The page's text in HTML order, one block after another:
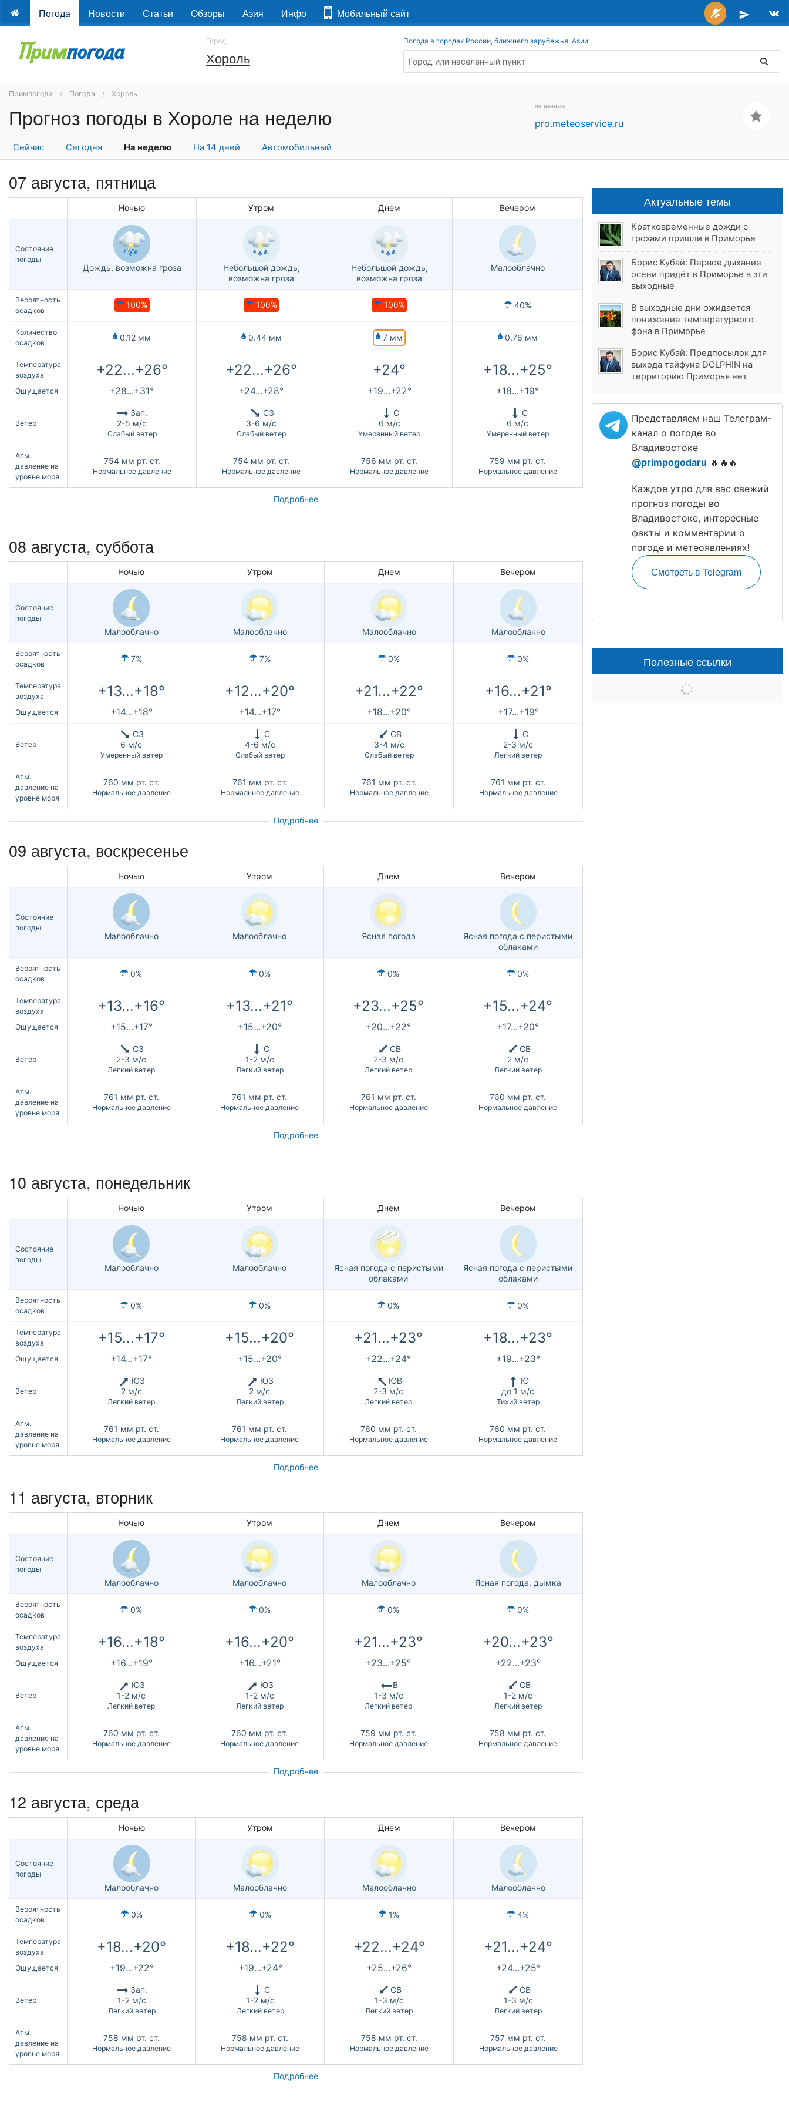
Погода Новости Статьи Обзоры Азия Инфо Мобильный сайт
Город
Хороль
Погода в городах России, ближнего зарубежья, Азии
Примпогода Погода Хороль
Прогноз погоды в Хороле на неделю по данным
pro.meteoservice.ru
Сейчас Сегодня На неделю На 14 дней Автомобильный
07 августа, пятница
Ночью Утром Днем Вечером
Состояние
погоды
Дождь, возможна гроза
Небольшой дождь,
возможна гроза
Небольшой дождь,
возможна гроза
Малооблачно
Вероятность
осадков
100% 100% 100% 40%
Количество
осадков
0.12 мм 0.44 мм 7 мм 0.76 мм
Температура
воздуха
+22...+26° +22...+26° +24° +18...+25°
Ощущается +28...+31° +24...+28° +19...+22° +18...+19°
Ветер
Зап.
2-5 м/с
Слабый ветер
СЗ
3-6 м/с
Слабый ветер
С
6 м/с
Умеренный ветер
С
6 м/с
Умеренный ветер
Атм.
давление на
уровне моря
754 мм рт. ст.
Нормальное давление
754 мм рт. ст.
Нормальное давление
756 мм рт. ст.
Нормальное давление
759 мм рт. ст.
Нормальное давление
Подробнее
08 августа, суббота
Ночью Утром Днем Вечером
Состояние
погоды
Малооблачно Малооблачно Малооблачно Малооблачно
Вероятность
осадков
7% 7% 0% 0%
Температура
воздуха
+13...+18° +12...+20° +21...+22° +16...+21°
Ощущается +14...+18° +14...+17° +18...+20° +17...+19°
Ветер
СЗ
6 м/с
Умеренный ветер
С
4-6 м/с
Слабый ветер
СВ
3-4 м/с
Слабый ветер
С
2-3 м/с
Легкий ветер
Атм.
давление на
уровне моря
760 мм рт. ст.
Нормальное давление
761 мм рт. ст.
Нормальное давление
761 мм рт. ст.
Нормальное давление
761 мм рт. ст.
Нормальное давление
Подробнее
09 августа, воскресенье
Ночью Утром Днем Вечером
Состояние
погоды
Малооблачно Малооблачно Ясная погода
Ясная погода с перистыми
облаками
Вероятность
осадков
0% 0% 0% 0%
Температура
воздуха
+13...+16° +13...+21° +23...+25° +15...+24°
Ощущается +15...+17° +15...+20° +20...+22° +17...+20°
Ветер
СЗ
2-3 м/с
Легкий ветер
С
1-2 м/с
Легкий ветер
СВ
2-3 м/с
Легкий ветер
СВ
2 м/с
Легкий ветер
Атм.
давление на
уровне моря
761 мм рт. ст.
Нормальное давление
761 мм рт. ст.
Нормальное давление
761 мм рт. ст.
Нормальное давление
760 мм рт. ст.
Нормальное давление
Подробнее
10 августа, понедельник
Ночью Утром Днем Вечером
Состояние
погоды
Малооблачно Малооблачно
Ясная погода с перистыми
облаками
Ясная погода с перистыми
облаками
Вероятность
осадков
0% 0% 0% 0%
Температура
воздуха
+15...+17° +15...+20° +21...+23° +18...+23°
Ощущается +14...+17° +15...+20° +22...+24° +19...+23°
Ветер
ЮЗ
2 м/с
Легкий ветер
ЮЗ
2 м/с
Легкий ветер
ЮВ
2-3 м/с
Легкий ветер
Ю
до 1 м/с
Тихий ветер
Атм.
давление на
уровне моря
761 мм рт. ст.
Нормальное давление
761 мм рт. ст.
Нормальное давление
760 мм рт. ст.
Нормальное давление
760 мм рт. ст.
Нормальное давление
Подробнее
11 августа, вторник
Ночью Утром Днем Вечером
Состояние
погоды
Малооблачно Малооблачно Малооблачно Ясная погода, дымка
Вероятность
осадков
0% 0% 0% 0%
Температура
воздуха
+16...+18° +16...+20° +21...+23° +20...+23°
Ощущается +16...+19° +16...+21° +23...+25° +22...+23°
Ветер
ЮЗ
1-2 м/с
Легкий ветер
ЮЗ
1-2 м/с
Легкий ветер
В
1-3 м/с
Легкий ветер
СВ
1-2 м/с
Легкий ветер
Атм.
давление на
уровне моря
760 мм рт. ст.
Нормальное давление
760 мм рт. ст.
Нормальное давление
759 мм рт. ст.
Нормальное давление
758 мм рт. ст.
Нормальное давление
Подробнее
12 августа, среда
Ночью Утром Днем Вечером
Состояние
погоды
Малооблачно Малооблачно Малооблачно Малооблачно
Вероятность
осадков
0% 0% 1% 4%
Температура
воздуха
+18...+20° +18...+22° +22...+24° +21...+24°
Ощущается +19...+22° +19...+24° +25...+26° +24...+25°
Ветер
Зап.
1-2 м/с
Легкий ветер
С
1-2 м/с
Легкий ветер
СВ
1-3 м/с
Легкий ветер
СВ
1-3 м/с
Легкий ветер
Атм.
давление на
уровне моря
758 мм рт. ст.
Нормальное давление
758 мм рт. ст.
Нормальное давление
758 мм рт. ст.
Нормальное давление
757 мм рт. ст.
Нормальное давление
Подробнее
Актуальные темы
Кратковременные дожди с
грозами пришли в Приморье
Борис Кубай: Первое дыхание
осени придёт в Приморье в эти
выходные
В выходные дни ожидается
понижение температурного
фона в Приморье
Борис Кубай: Предпосылок для
выхода тайфуна DOLPHIN на
территорию Приморья нет
Представляем наш Телеграм-
канал о погоде во
Владивостоке
@primpogodaru 🔥🔥🔥
Каждое утро для вас свежий
прогноз погоды во
Владивостоке, интересные
факты и комментарии о
погоде и метеоявлениях!
Смотреть в Telegram
Полезные ссылки